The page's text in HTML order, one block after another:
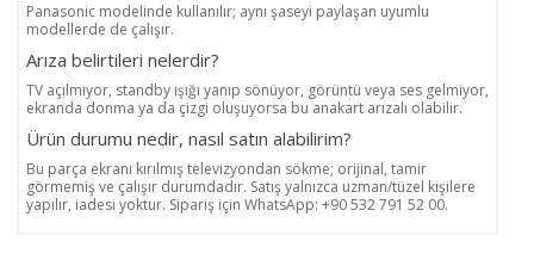
Panasonic modelinde kullanılır; aynı şaseyi paylaşan uyumlu
modellerde de çalışır.
Arıza belirtileri nelerdir?
TV açılmıyor, standby ışığı yanıp sönüyor, görüntü veya ses gelmiyor,
ekranda donma ya da çizgi oluşuyorsa bu anakart arızalı olabilir.
Ürün durumu nedir, nasıl satın alabilirim?
Bu parça ekranı kırılmış televizyondan sökme; orijinal, tamir
görmemiş ve çalışır durumdadır. Satış yalnızca uzman/tüzel kişilere
yapılır, iadesi yoktur. Sipariş için WhatsApp: +90 532 791 52 00.